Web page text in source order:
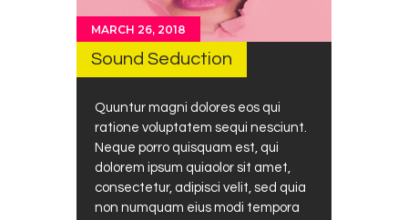
MARCH 26, 2018
Sound Seduction
Quuntur magni dolores eos qui
ratione voluptatem sequi nesciunt.
Neque porro quisquam est, qui
dolorem ipsum quiaolor sit amet,
consectetur, adipisci velit, sed quia
non numquam eius modi tempora